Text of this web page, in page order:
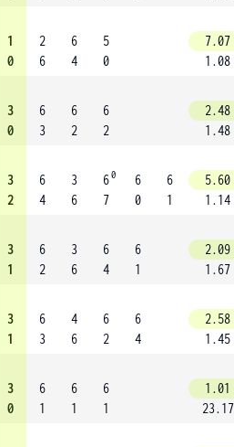
1
0
2
6
6
4
5
0
7.07
1.08
3
0
6
3
6
2
6
2
2.48
1.48
3
2
6
4
3
6
60
7
6
0
6
1
5.60
1.14
3
1
6
2
3
6
6
4
6
1
2.09
1.67
3
1
6
3
4
6
6
2
6
4
2.58
1.45
3
0
6
1
6
1
6
1
1.01
23.17